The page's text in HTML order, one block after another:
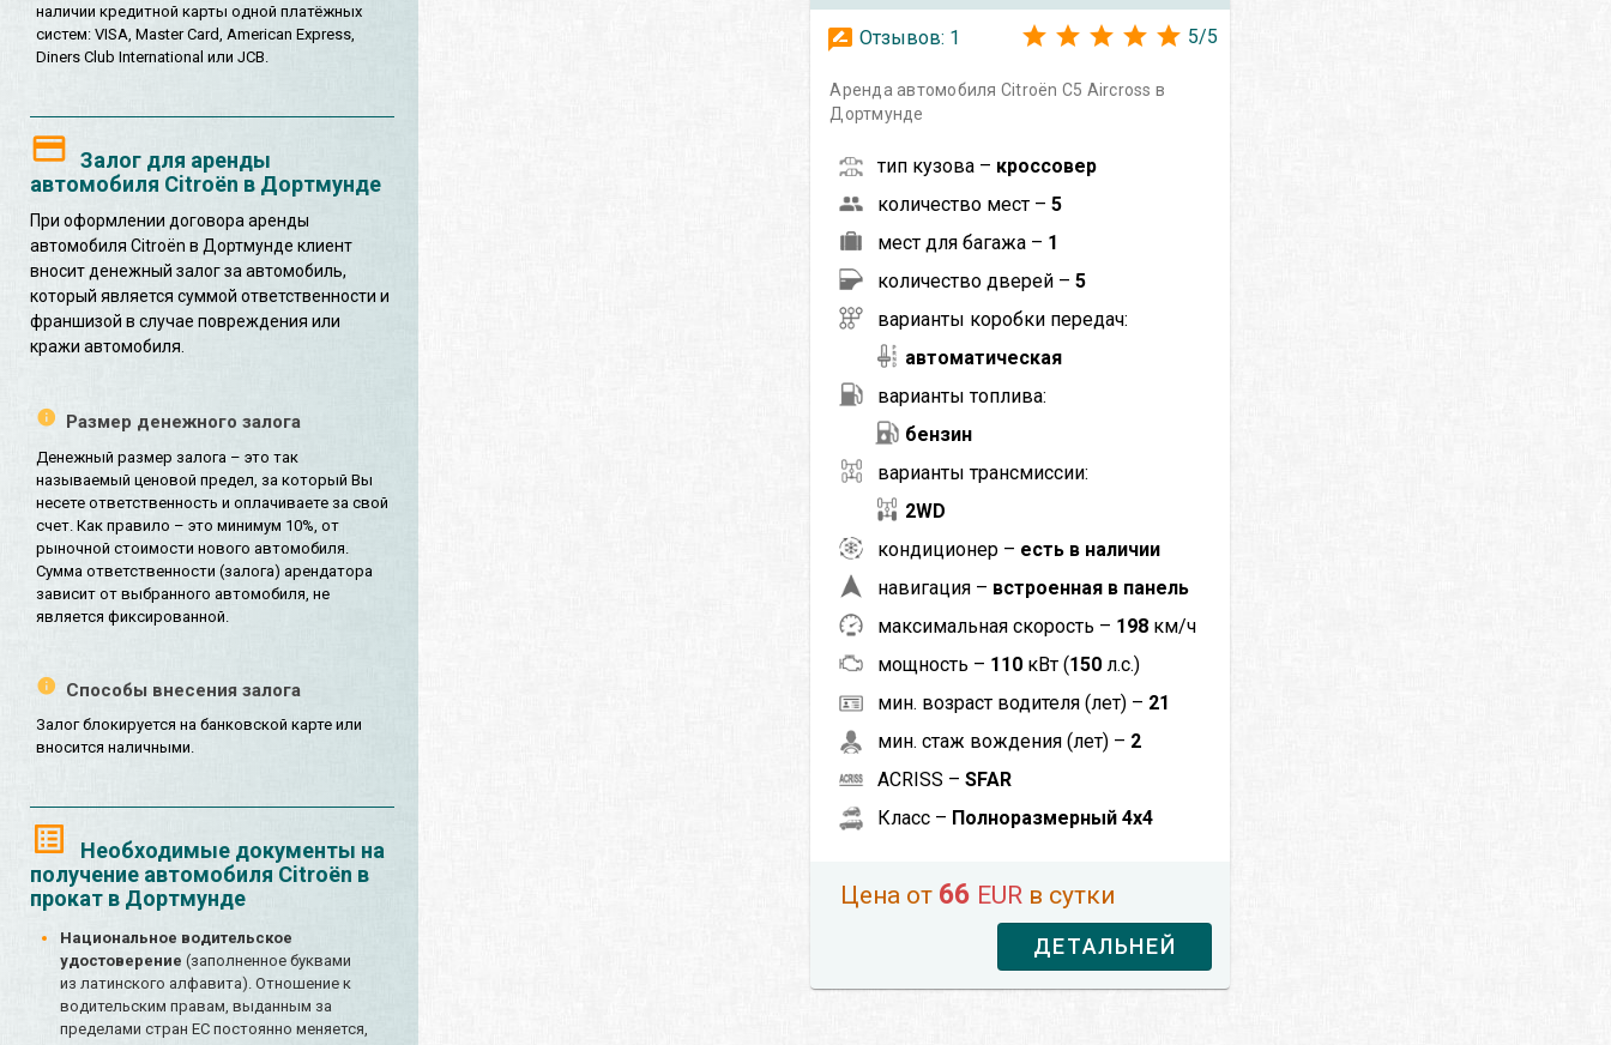
наличии кредитной карты одной платёжных
систем: VISA, Master Card, American Express,
Diners Club International или JCB.
Залог для аренды
автомобиля Citroën в Дортмунде
При оформлении договора аренды
автомобиля Citroën в Дортмунде клиент
вносит денежный залог за автомобиль,
который является суммой ответственности и
франшизой в случае повреждения или
кражи автомобиля.
Размер денежного залога
Денежный размер залога – это так
называемый ценовой предел, за который Вы
несете ответственность и оплачиваете за свой
счет. Как правило – это минимум 10%, от
рыночной стоимости нового автомобиля.
Сумма ответственности (залога) арендатора
зависит от выбранного автомобиля, не
является фиксированной.
Способы внесения залога
Залог блокируется на банковской карте или
вносится наличными.
Необходимые документы на
получение автомобиля Citroën в
прокат в Дортмунде
Национальное водительское
удостоверение (заполненное буквами
из латинского алфавита). Отношение к
водительским правам, выданным за
пределами стран ЕС постоянно меняется,
Отзывов: 1 5/5
Аренда автомобиля Citroën C5 Aircross в
Дортмунде
тип кузова – кроссовер
количество мест –5
мест для багажа – 1
количество дверей –5
варианты коробки передач:
автоматическая
варианты топлива:
бензин
варианты трансмиссии:
2WD
кондиционер – есть в наличии
навигация – встроенная в панель
максимальная скорость – 198 км/ч
мощность – 110 кВт (150 л.с.)
мин. возраст водителя (лет) – 21
мин. стаж вождения (лет) – 2
ACRISS –SFAR
Класс – Полноразмерный 4x4
Цена от 66 EUR в сутки
ДЕТАЛЬНЕЙ